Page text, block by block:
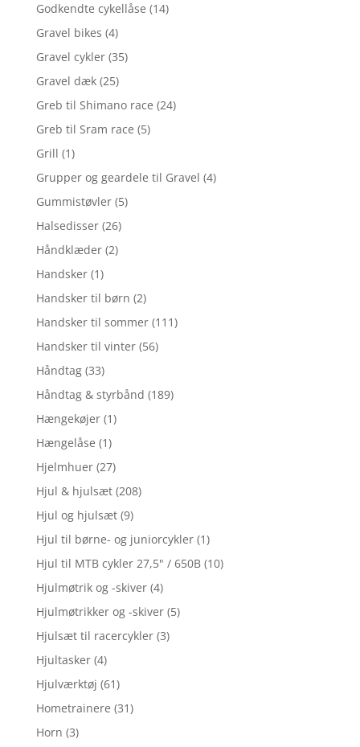
Godkendte cykellåse (14)
Gravel bikes (4)
Gravel cykler (35)
Gravel dæk (25)
Greb til Shimano race (24)
Greb til Sram race (5)
Grill (1)
Grupper og geardele til Gravel (4)
Gummistøvler (5)
Halsedisser (26)
Håndklæder (2)
Handsker (1)
Handsker til børn (2)
Handsker til sommer (111)
Handsker til vinter (56)
Håndtag (33)
Håndtag & styrbånd (189)
Hængekøjer (1)
Hængelåse (1)
Hjelmhuer (27)
Hjul & hjulsæt (208)
Hjul og hjulsæt (9)
Hjul til børne- og juniorcykler (1)
Hjul til MTB cykler 27,5" / 650B (10)
Hjulmøtrik og -skiver (4)
Hjulmøtrikker og -skiver (5)
Hjulsæt til racercykler (3)
Hjultasker (4)
Hjulværktøj (61)
Hometrainere (31)
Horn (3)